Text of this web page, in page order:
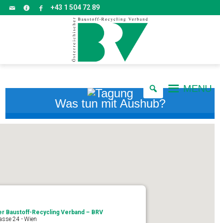
+43 1 504 72 89
MENU
Was tun mit Aushub?
Baustoff-Recycling Verband – BRV
24 - Wien